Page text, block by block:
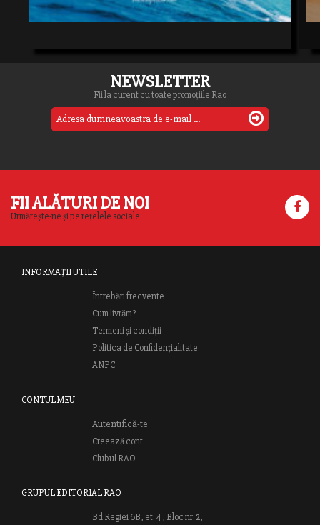
NEWSLETTER
Fii la curent cu toate promoțiile Rao
FII ALĂTURI DE NOI
Urmărește-ne și pe rețelele sociale.
INFORMAȚII UTILE
Întrebări frecvente
Cum livrăm?
Termeni și condiții
Politica de Confidențialitate
ANPC
CONTUL MEU
Autentifică-te
Creează cont
Clubul RAO
GRUPUL EDITORIAL RAO
Bd.Regiei 6B, et. 4 , Bloc nr. 2,